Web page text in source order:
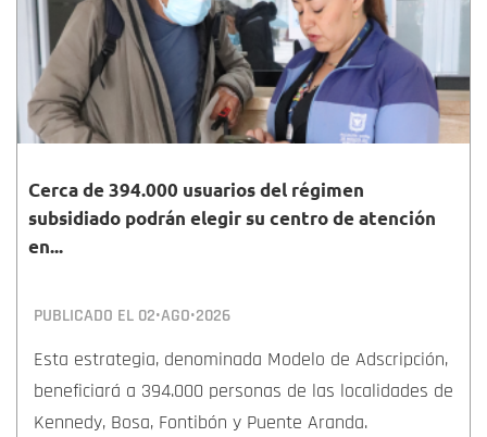
Cerca de 394.000 usuarios del régimen
subsidiado podrán elegir su centro de atención
en...
PUBLICADO EL 02•AGO•2026
Esta estrategia, denominada Modelo de Adscripción,
beneficiará a 394.000 personas de las localidades de
Kennedy, Bosa, Fontibón y Puente Aranda.